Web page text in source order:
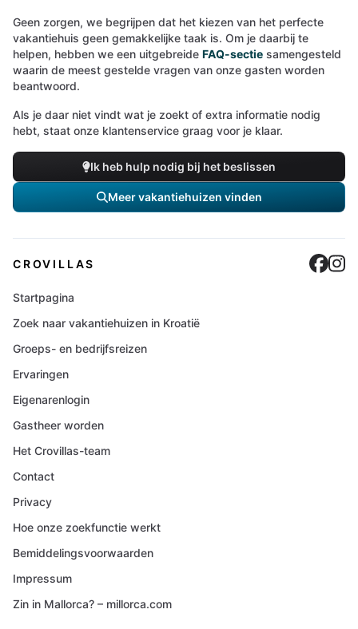
Geen zorgen, we begrijpen dat het kiezen van het perfecte
vakantiehuis geen gemakkelijke taak is. Om je daarbij te
helpen, hebben we een uitgebreide FAQ-sectie samengesteld
waarin de meest gestelde vragen van onze gasten worden
beantwoord.
Als je daar niet vindt wat je zoekt of extra informatie nodig
hebt, staat onze klantenservice graag voor je klaar.
Ik heb hulp nodig bij het beslissen
Meer vakantiehuizen vinden
CROVILLAS
Startpagina
Zoek naar vakantiehuizen in Kroatië
Groeps- en bedrijfsreizen
Ervaringen
Eigenarenlogin
Gastheer worden
Het Crovillas-team
Contact
Privacy
Hoe onze zoekfunctie werkt
Bemiddelingsvoorwaarden
Impressum
Zin in Mallorca? – millorca.com